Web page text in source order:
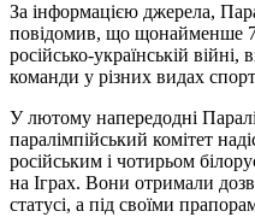
За інформацією джерела,
повідомив, що щонайменше
російсько-українській війні,
команди у різних видах
У лютому напередодні
паралімпійський комітет
російським і чотирьом
на Іграх. Вони отримали
статусі, а під своїми